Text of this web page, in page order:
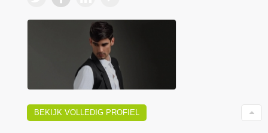
BEKIJK VOLLEDIG PROFIEL